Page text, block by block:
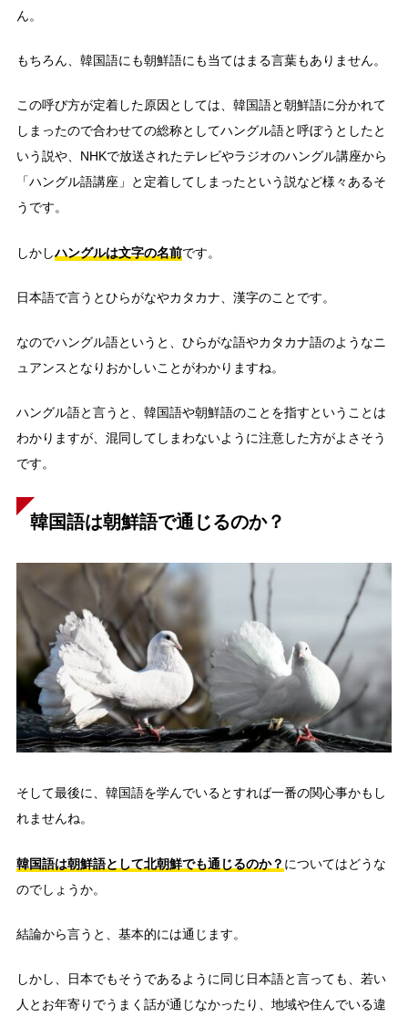
ん。
もちろん、韓国語にも朝鮮語にも当てはまる言葉もありません。
この呼び方が定着した原因としては、韓国語と朝鮮語に分かれて
しまったので合わせての総称としてハングル語と呼ぼうとしたと
いう説や、NHKで放送されたテレビやラジオのハングル講座から
「ハングル語講座」と定着してしまったという説など様々あるそ
うです。
しかしハングルは文字の名前です。
日本語で言うとひらがなやカタカナ、漢字のことです。
なのでハングル語というと、ひらがな語やカタカナ語のようなニ
ュアンスとなりおかしいことがわかりますね。
ハングル語と言うと、韓国語や朝鮮語のことを指すということは
わかりますが、混同してしまわないように注意した方がよさそう
です。
韓国語は朝鮮語で通じるのか？
そして最後に、韓国語を学んでいるとすれば一番の関心事かもし
れませんね。
韓国語は朝鮮語として北朝鮮でも通じるのか？ についてはどうな
のでしょうか。
結論から言うと、基本的には通じます。
しかし、日本でもそうであるように同じ日本語と言っても、若い
人とお年寄りでうまく話が通じなかったり、地域や住んでいる違